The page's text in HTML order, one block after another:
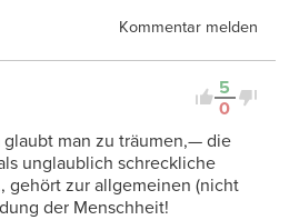
Kommentar melden
5
0
glaubt man zu träumen,— die
unglaublich schreckliche
gehört zur allgemeinen (nicht
der Menschheit!